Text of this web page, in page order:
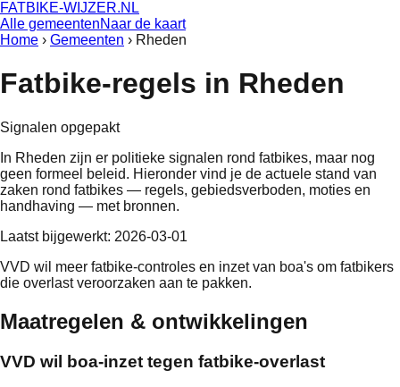
FATBIKE-WIJZER.NL
Alle gemeentenNaar de kaart
Home › Gemeenten › Rheden
Fatbike-regels in Rheden
Signalen opgepakt
In Rheden zijn er politieke signalen rond fatbikes, maar nog
geen formeel beleid. Hieronder vind je de actuele stand van
zaken rond fatbikes — regels, gebiedsverboden, moties en
handhaving — met bronnen.
Laatst bijgewerkt: 2026-03-01
VVD wil meer fatbike-controles en inzet van boa's om fatbikers
die overlast veroorzaken aan te pakken.
Maatregelen & ontwikkelingen
VVD wil boa-inzet tegen fatbike-overlast